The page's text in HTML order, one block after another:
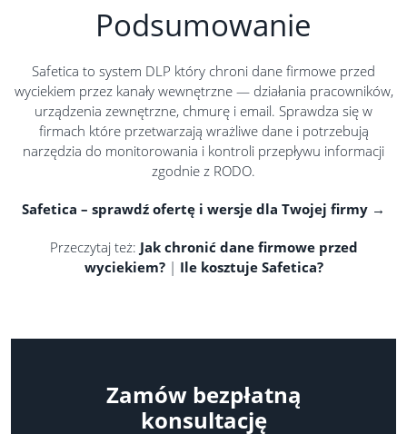
Podsumowanie
Safetica to system DLP który chroni dane firmowe przed
wyciekiem przez kanały wewnętrzne — działania pracowników,
urządzenia zewnętrzne, chmurę i email. Sprawdza się w
firmach które przetwarzają wrażliwe dane i potrzebują
narzędzia do monitorowania i kontroli przepływu informacji
zgodnie z RODO.
Safetica – sprawdź ofertę i wersje dla Twojej firmy →
Przeczytaj też: Jak chronić dane firmowe przed
wyciekiem?| Ile kosztuje Safetica?
Zamów bezpłatną
konsultację